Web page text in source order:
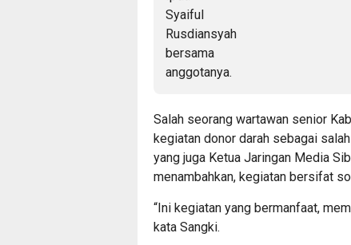
Salah seorang wartawan senior
kegiatan donor darah sebagai
yang juga Ketua Jaringan Media
menambahkan, kegiatan bersifat
“Ini kegiatan yang bermanfaat,
kata Sangki.